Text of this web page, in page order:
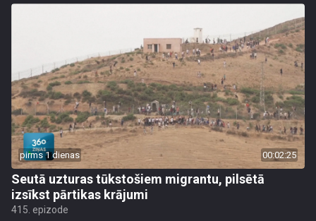
pirms 1 dienas 00:02:25
Seutā uzturas tūkstošiem migrantu, pilsētā
izsīkst pārtikas krājumi
415. epizode